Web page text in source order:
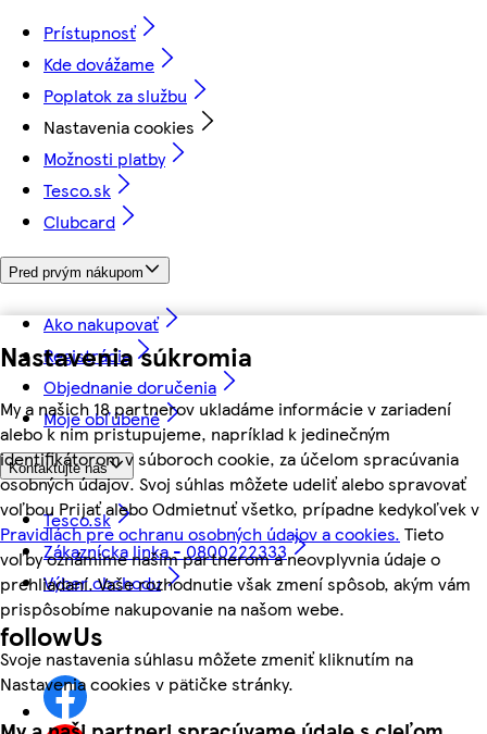
Nastavenia súkromia
My a našich 18 partnerov ukladáme informácie v zariadení
alebo k nim pristupujeme, napríklad k jedinečným
identifikátorom v súboroch cookie, za účelom spracúvania
osobných údajov. Svoj súhlas môžete udeliť alebo spravovať
voľbou Prijať alebo Odmietnuť všetko, prípadne kedykoľvek v
Pravidlách pre ochranu osobných údajov a cookies. Tieto
voľby oznámime našim partnerom a neovplyvnia údaje o
prehliadaní. Vaše rozhodnutie však zmení spôsob, akým vám
prispôsobíme nakupovanie na našom webe.
Svoje nastavenia súhlasu môžete zmeniť kliknutím na
Nastavenia cookies v pätičke stránky.
Prístupnosť
Kde dovážame
Poplatok za službu
Nastavenia cookies
Možnosti platby
Tesco.sk
Clubcard
Pred prvým nákupom
Ako nakupovať
Registrácia
Objednanie doručenia
Moje obľúbené
Kontaktujte nás
Tesco.sk
Zákaznícka linka - 0800222333
Výber obchodu
followUs